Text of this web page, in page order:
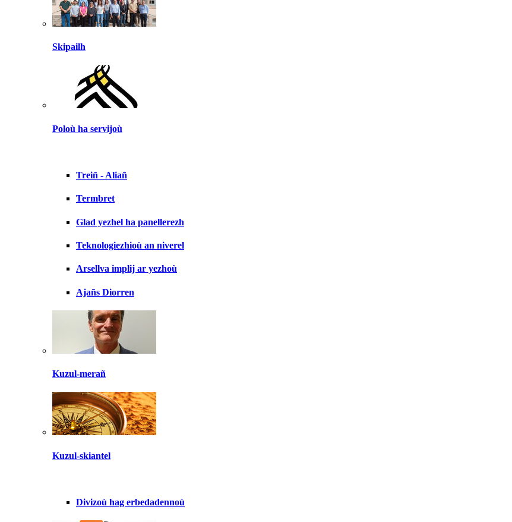
Skipailh
Poloù ha servijoù
Treiñ - Aliañ
Termbret
Glad yezhel ha panellerezh
Teknologiezhioù an niverel
Arsellva implij ar yezhoù
Ajañs Diorren
Kuzul-merañ
Kuzul-skiantel
Divizoù hag erbedadennoù